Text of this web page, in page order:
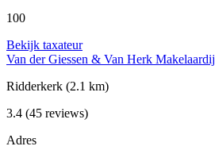
100
Bekijk taxateur
Van der Giessen & Van Herk Makelaardij
Ridderkerk (2.1 km)
3.4 (45 reviews)
Adres